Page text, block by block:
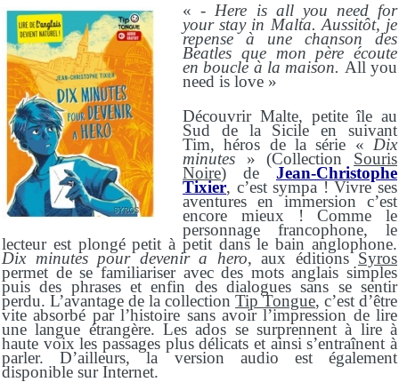
«- Here is all you need for
your stay in Malta. Aussitôt, je
repense à une chanson des
Beatles que mon père écoute
en boucle à la maison. All you
need is love »
Découvrir Malte, petite île au
Sud de la Sicile en suivant
Tim, héros de la série « Dix
minutes » (Collection Souris
Noire) de Jean-Christophe
Tixier, c’est sympa ! Vivre ses
aventures en immersion c’est
encore mieux ! Comme le
personnage francophone, le
lecteur est plongé petit à petit dans le bain anglophone.
Dix minutes pour devenir a hero, aux éditions Syros
permet de se familiariser avec des mots anglais simples
puis des phrases et enfin des dialogues sans se sentir
perdu. L’avantage de la collection Tip Tongue, c’est d’être
vite absorbé par l’histoire sans avoir l’impression de lire
une langue étrangère. Les ados se surprennent à lire à
haute voix les passages plus délicats et ainsi s’entraînent à
parler. D’ailleurs, la version audio est également
disponible sur Internet.